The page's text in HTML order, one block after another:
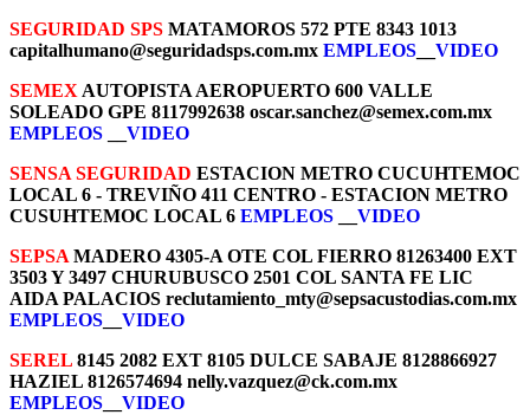
SEGURIDAD SPS MATAMOROS 572 PTE 8343 1013
capitalhumano@seguridadsps.com.mx EMPLEOS
VIDEO
SEMEX AUTOPISTA AEROPUERTO 600 VALLE
SOLEADO GPE 8117992638 oscar.sanchez@semex.com.mx
EMPLEOS
VIDEO
SENSA SEGURIDAD ESTACION METRO CUCUHTEMOC
LOCAL 6 - TREVIÑO 411 CENTRO - ESTACION METRO
CUSUHTEMOC LOCAL 6 EMPLEOS
VIDEO
SEPSA MADERO 4305-A OTE COL FIERRO 81263400 EXT
3503 Y 3497 CHURUBUSCO 2501 COL SANTA FE LIC
AIDA PALACIOS reclutamiento_mty@sepsacustodias.com.mx
EMPLEOS
VIDEO
SEREL 8145 2082 EXT 8105 DULCE SABAJE 8128866927
HAZIEL 8126574694 nelly.vazquez@ck.com.mx
EMPLEOS
VIDEO